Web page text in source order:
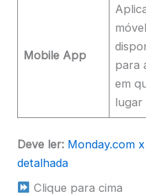
Mobile App
móvel
para
em
lugar
Deve ler: Monday.com
detalhada
Clique para cima